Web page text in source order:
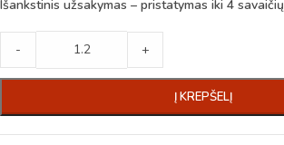
Išankstinis užsakymas – pristatymas iki 4 savaičių
- +
Į KREPŠELĮ